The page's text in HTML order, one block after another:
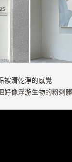
被清乾淨的感覺
好像浮游生物的粉刺